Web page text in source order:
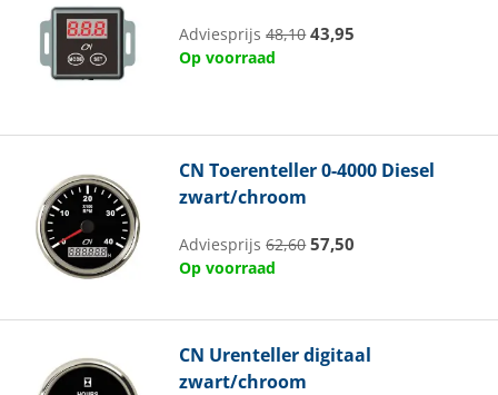
Adviesprijs48,10 43,95
Op voorraad
CN Toerenteller 0-4000 Diesel
zwart/chroom
Adviesprijs62,60 57,50
Op voorraad
CN Urenteller digitaal
zwart/chroom